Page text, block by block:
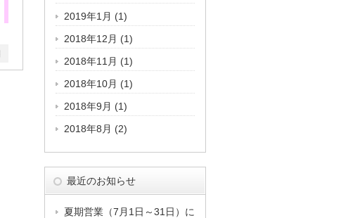
2019年1月 (1)
2018年12月 (1)
2018年11月 (1)
2018年10月 (1)
2018年9月 (1)
2018年8月 (2)
最近のお知らせ
夏期営業（7月1日～31日）に